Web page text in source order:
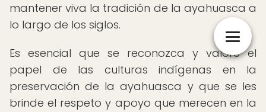
mantener viva la tradición de la ayahuasca a
lo largo de los siglos.
Es esencial que se reconozca y valore el
papel de las culturas indígenas en la
preservación de la ayahuasca y que se les
brinde el respeto y apoyo que merecen en la